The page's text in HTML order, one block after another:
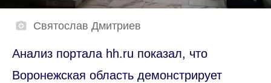
Святослав Дмитриев
Анализ портала hh.ru показал, что
Воронежская область демонстрирует